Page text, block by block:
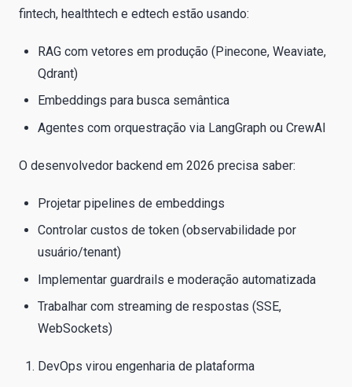
fintech, healthtech e edtech estão usando:
RAG com vetores em produção (Pinecone, Weaviate,
Qdrant)
Embeddings para busca semântica
Agentes com orquestração via LangGraph ou CrewAI
O desenvolvedor backend em 2026 precisa saber:
Projetar pipelines de embeddings
Controlar custos de token (observabilidade por
usuário/tenant)
Implementar guardrails e moderação automatizada
Trabalhar com streaming de respostas (SSE,
WebSockets)
DevOps virou engenharia de plataforma